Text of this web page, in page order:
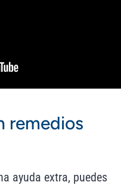
remedios
ayuda extra, puedes